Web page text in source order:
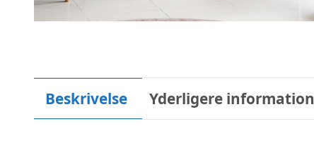
Beskrivelse Yderligere information